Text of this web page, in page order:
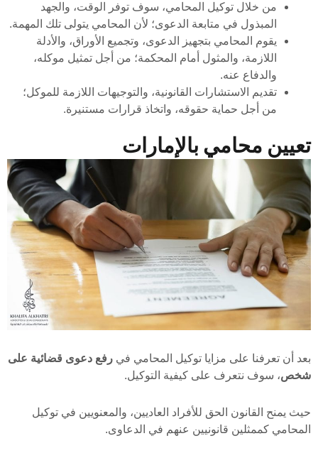
من خلال توكيل المحامي، سوف توفر الوقت، والجهد
المبذول في متابعة الدعوى؛ لأن المحامي يتولى تلك المهمة.
يقوم المحامي بتجهيز الدعوى، وتجميع الأوراق، والأدلة
اللازمة، والمثول أمام المحكمة؛ من أجل تمثيل موكله،
والدفاع عنه.
تقديم الاستشارات القانونية، والتوجيهات اللازمة للموكل؛
من أجل حماية حقوقه، واتخاذ قرارات مستنيرة.
تعيين محامي بالإمارات
بعد أن تعرفنا على مزايا توكيل المحامي في رفع دعوى قضائية على
شخص، سوف نتعرف على كيفية التوكيل.
حيث يمنح القانون الحق للأفراد العاديين، والمعنويين في توكيل
المحامي كممثلين قانونيين عنهم في الدعاوى.